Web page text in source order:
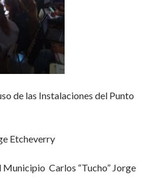
de las Instalaciones del Punto
Etcheverry
Carlos “Tucho” Jorge